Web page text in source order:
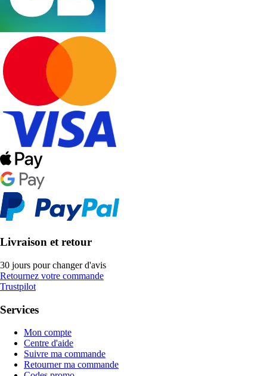
Livraison et retour
30 jours pour changer d'avis
Retournez votre commande
Trustpilot
Services
Mon compte
Centre d'aide
Suivre ma commande
Retourner ma commande